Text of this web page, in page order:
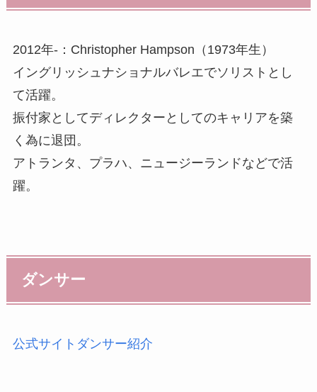
2012年-：Christopher Hampson（1973年生）
イングリッシュナショナルバレエでソリストとし
て活躍。
振付家としてディレクターとしてのキャリアを築
く為に退団。
アトランタ、プラハ、ニュージーランドなどで活
躍。
ダンサー
公式サイトダンサー紹介